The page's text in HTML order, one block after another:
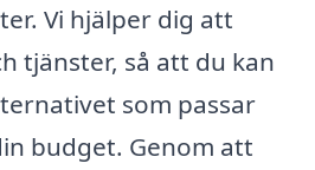
Vi hjälper dig att
tjänster, så att du kan
som passar
budget. Genom att